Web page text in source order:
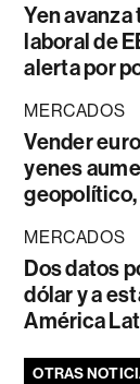
Yen
laboral de
alerta por
MERCADOS
Vender
yenes
MERCADOS
Dos datos
dólar y a
América
OTRAS